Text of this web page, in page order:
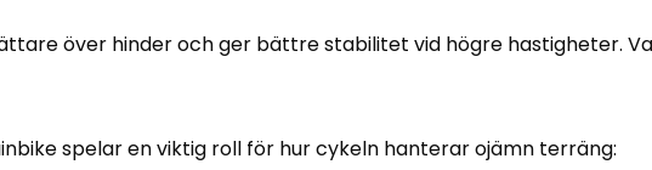
över hinder och ger bättre stabilitet vid högre hastigheter.
spelar en viktig roll för hur cykeln hanterar ojämn terräng: